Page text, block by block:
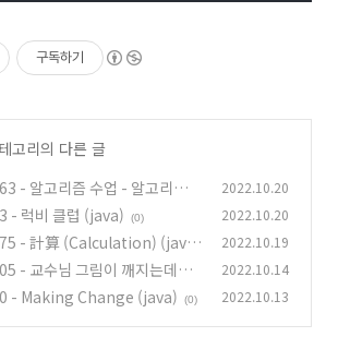
구독하기
고리의 다른 글
- 알고리즘 수업 - 알고리즘의
(0)
2022.10.20
- 럭비 클럽 (java) (0) 2022.10.20
- 計算 (Calculation) (java) 2022.10.19
- 교수님 그림이 깨지는데요?
2022.10.14
- Making Change (java) (0) 2022.10.13